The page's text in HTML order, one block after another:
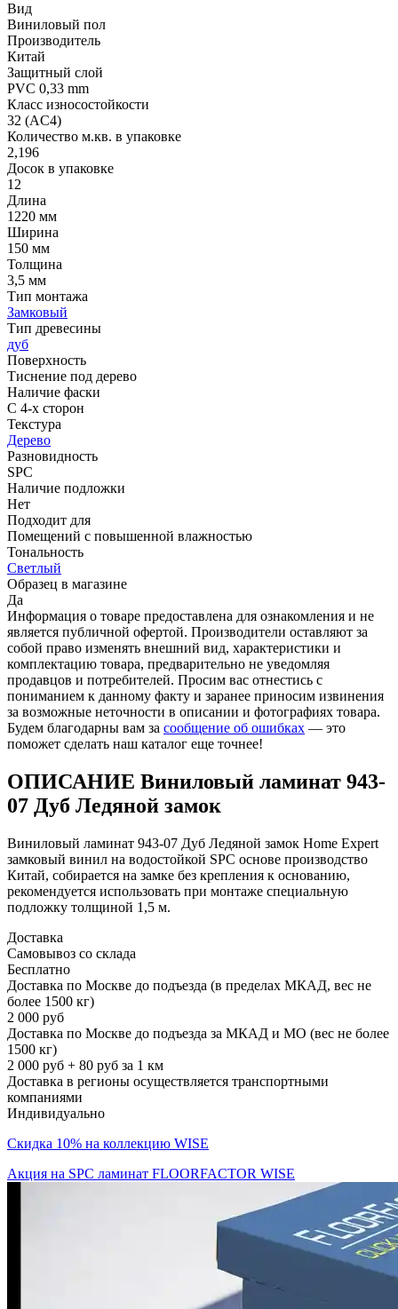
Вид
Виниловый пол
Производитель
Китай
Защитный слой
PVC 0,33 mm
Класс износостойкости
32 (AC4)
Количество м.кв. в упаковке
2,196
Досок в упаковке
12
Длина
1220 мм
Ширина
150 мм
Толщина
3,5 мм
Тип монтажа
Замковый
Тип древесины
дуб
Поверхность
Тиснение под дерево
Наличие фаски
С 4-х сторон
Текстура
Дерево
Разновидность
SPC
Наличие подложки
Нет
Подходит для
Помещений с повышенной влажностью
Тональность
Светлый
Образец в магазине
Да
Информация о товаре предоставлена для ознакомления и не
является публичной офертой. Производители оставляют за
собой право изменять внешний вид, характеристики и
комплектацию товара, предварительно не уведомляя
продавцов и потребителей. Просим вас отнестись с
пониманием к данному факту и заранее приносим извинения
за возможные неточности в описании и фотографиях товара.
Будем благодарны вам за сообщение об ошибках — это
поможет сделать наш каталог еще точнее!
ОПИСАНИЕ Виниловый ламинат 943-
07 Дуб Ледяной замок
Виниловый ламинат 943-07 Дуб Ледяной замок Home Expert
замковый винил на водостойкой SPC основе производство
Китай, собирается на замке без крепления к основанию,
рекомендуется использовать при монтаже специальную
подложку толщиной 1,5 м.
Доставка
Самовывоз со склада
Бесплатно
Доставка по Москве до подъезда (в пределах МКАД, вес не
более 1500 кг)
2 000 руб
Доставка по Москве до подъезда за МКАД и МО (вес не более
1500 кг)
2 000 руб + 80 руб за 1 км
Доставка в регионы осуществляется транспортными
компаниями
Индивидуально
Скидка 10% на коллекцию WISE
Акция на SPC ламинат FLOORFACTOR WISE